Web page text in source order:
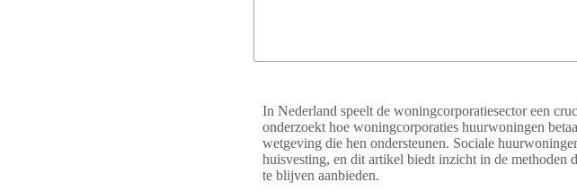
In Nederland speelt de woningcorporatiesector een
onderzoekt hoe woningcorporaties huurwoningen
wetgeving die hen ondersteunen. Sociale
huisvesting, en dit artikel biedt inzicht in de methoden
te blijven aanbieden.